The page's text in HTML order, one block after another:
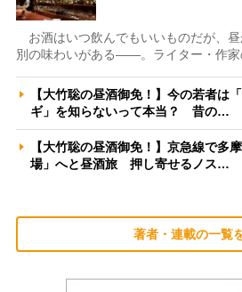
お酒はいつ飲んでもいいものだが、
別の味わいがある――。ライター・作家
【大竹聡の昼酒御免！】今の若者は
ギ」を知らないって本当？ 昔の…
【大竹聡の昼酒御免！】京急線で多
場」へと昼酒旅 押し寄せるノス…
著者・連載の一覧